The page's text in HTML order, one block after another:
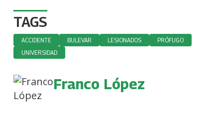
TAGS
ACCIDENTE BULEVAR LESIONADOS
PRÓFUGO
UNIVERSIDAD
Franco López